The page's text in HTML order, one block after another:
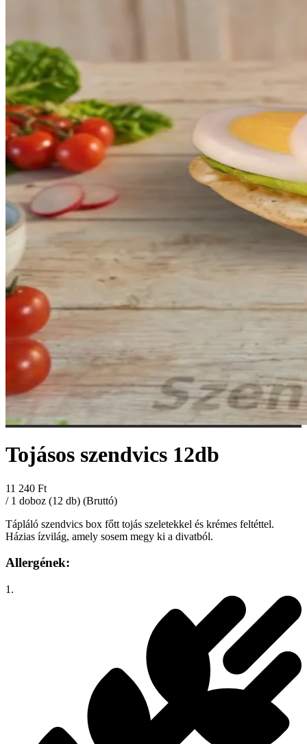
Tojásos szendvics 12db
11 240 Ft
/ 1 doboz (12 db) (Bruttó)
Tápláló szendvics box főtt tojás szeletekkel és krémes feltéttel.
Házias ízvilág, amely sosem megy ki a divatból.
Allergének:
1.